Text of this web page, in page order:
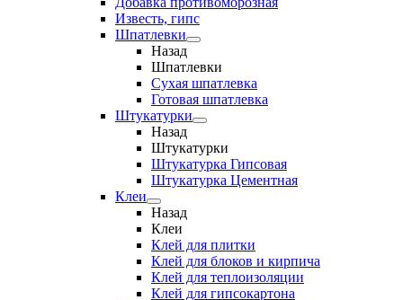
Известь, гипс
Шпатлевки
Назад
Шпатлевки
Сухая шпатлевка
Готовая шпатлевка
Штукатурки
Назад
Штукатурки
Штукатурка Гипсовая
Штукатурка Цементная
Клеи
Назад
Клеи
Клей для плитки
Клей для блоков и кирпича
Клей для теплоизоляции
Клей для гипсокартона